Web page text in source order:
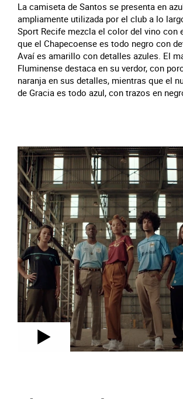
La camiseta de Santos se presenta en
ampliamente utilizada por el club a lo
Sport Recife mezcla el color del vino con
que el Chapecoense es todo negro con
Avaí es amarillo con detalles azules. El
Fluminense destaca en su verdor, con
naranja en sus detalles, mientras que el
de Gracia es todo azul, con trazos en